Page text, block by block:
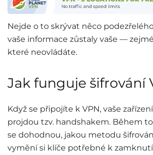
Nejde o to skrývat něco
vaše informace zůstaly vaše —
které neovládáte.
Jak funguje šifrování
Když se připojíte k VPN, vaše
projdou tzv. handshakem. Během
se dohodnou, jakou metodu
vymění si klíče potřebné k